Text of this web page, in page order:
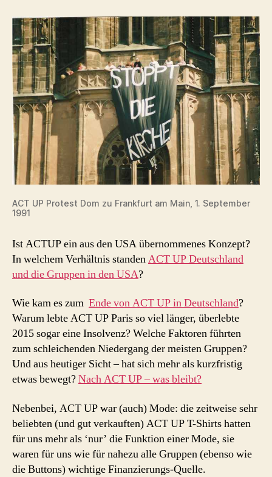
ACT UP Protest Dom zu Frankfurt am Main, 1. September
1991
Ist ACTUP ein aus den USA übernommenes Konzept?
In welchem Verhältnis standenACT UP Deutschland
und die Gruppen in den USA?
Wie kam es zum Ende von ACT UP in Deutschland?
Warum lebte ACT UP Paris so viel länger, überlebte
2015 sogar eine Insolvenz? Welche Faktoren führten
zum schleichenden Niedergang der meisten Gruppen?
Und aus heutiger Sicht – hat sich mehr als kurzfristig
etwas bewegt?Nach ACT UP – was bleibt?
Nebenbei, ACT UP war (auch) Mode: die zeitweise sehr
beliebten (und gut verkauften) ACT UP T-Shirts hatten
für uns mehr als ‘nur’ die Funktion einer Mode, sie
waren für uns wie für nahezu alle Gruppen (ebenso wie
die Buttons) wichtige Finanzierungs-Quelle.